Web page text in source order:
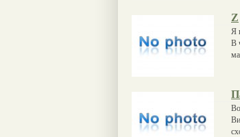
Z
Я
В